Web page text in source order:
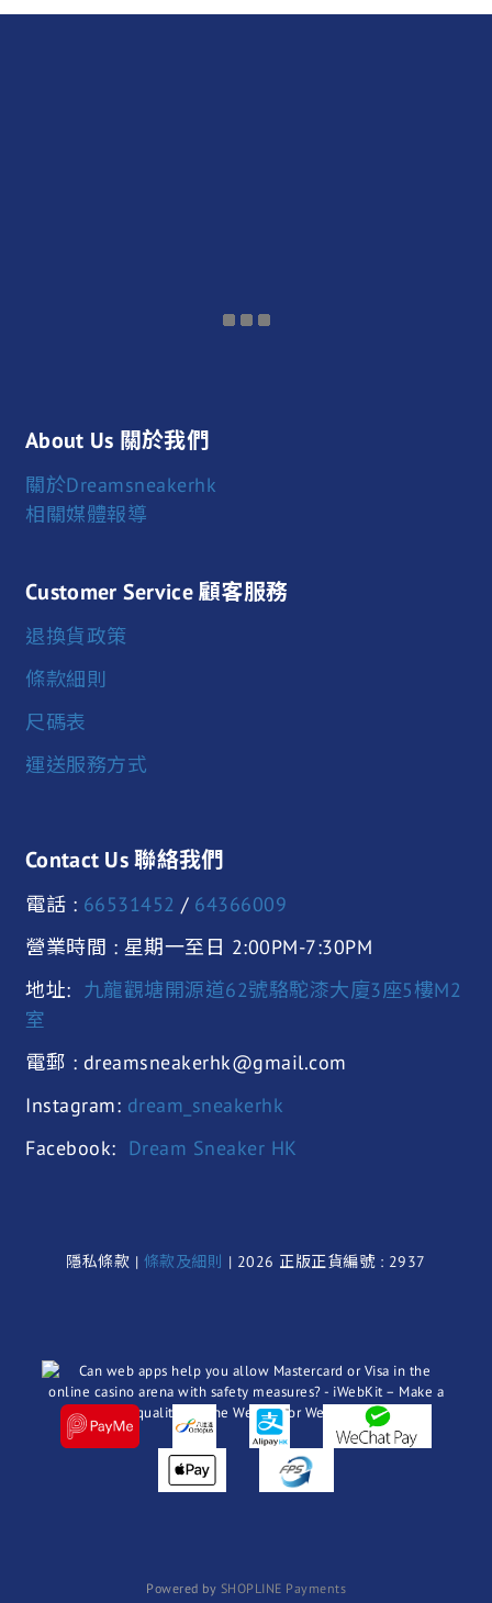
About Us 關於我們
關於Dreamsneakerhk
相關媒體報導
Customer Service 顧客服務
退換貨政策
條款細則
尺碼表
運送服務方式
Contact Us 聯絡我們
電話 : 66531452 / 64366009
營業時間 : 星期一至日 2:00PM-7:30PM
地址:
九龍觀塘開源道62號駱駝漆大廈3座5樓M2
室
電郵 : dreamsneakerhk@gmail.com
Instagram: dream_sneakerhk
Facebook: Dream Sneaker HK
隱私條款 | 條款及細則 | 2026 正版正貨編號 : 2937
Powered by SHOPLINE Payments